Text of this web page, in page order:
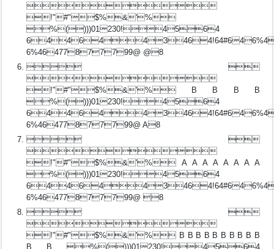

!"#"$%&'%
%()))01230!4564
6%46477877799@ @8
 

!"#"$%&'% B B B B
%()))01230!4564
6%46477877799@ A8
 

!"#"$%&'% A A A A A A A A
%()))01230!4564
6%46477877799@ 8
 

!"#"$%&'% B B B B B B B B B B
B B %()))01230!4564